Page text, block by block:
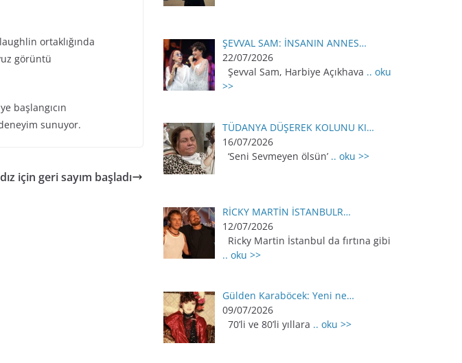
ortaklığında
görüntü
başlangıcın
sunuyor.
için geri sayım başladı
ŞEVVAL SAM: İNSANIN ANNES…
22/07/2026
Şevval Sam, Harbiye Açıkhava .. oku
>>
TÜDANYA DÜŞEREK KOLUNU KI…
16/07/2026
‘Seni Sevmeyen ölsün’ .. oku >>
RİCKY MARTİN İSTANBULR…
12/07/2026
Ricky Martin İstanbul da fırtına gibi
.. oku >>
Gülden Karaböcek: Yeni ne…
09/07/2026
70’li ve 80’li yıllara .. oku >>